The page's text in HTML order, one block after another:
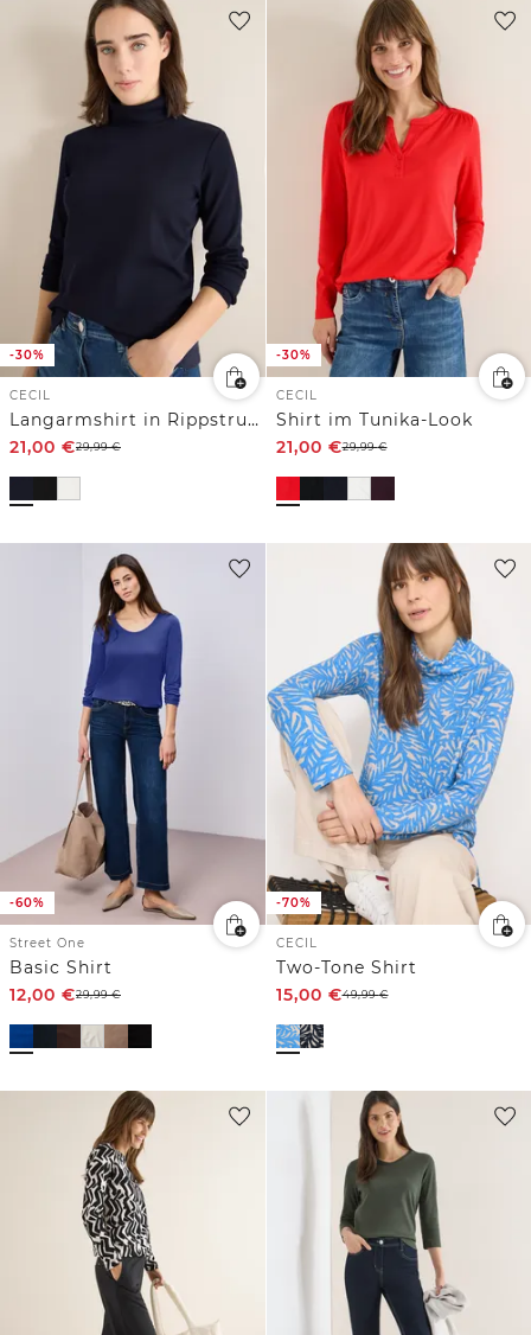
-30%
CECIL
Langarmshirt in Rippstruktur
21,00 €29,99€
-30%
CECIL
Shirt im Tunika-Look
21,00 €29,99€
-60%
Street One
Basic Shirt
12,00 €29,99€
-70%
CECIL
Two-Tone Shirt
15,00 €49,99€